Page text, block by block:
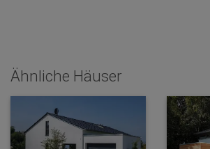
Ähnliche Häuser